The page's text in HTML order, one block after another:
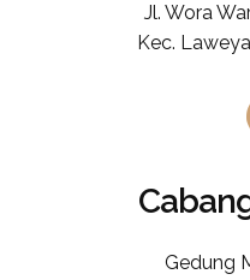
Jl. Wora
Kec.
Gedung